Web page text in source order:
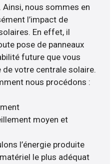
Ainsi, nous sommes en
l’impact de
En effet, il
pose de panneaux
future que vous
de votre centrale solaire.
nous procédons :
moyen et
l’énergie produite
le plus adéquat